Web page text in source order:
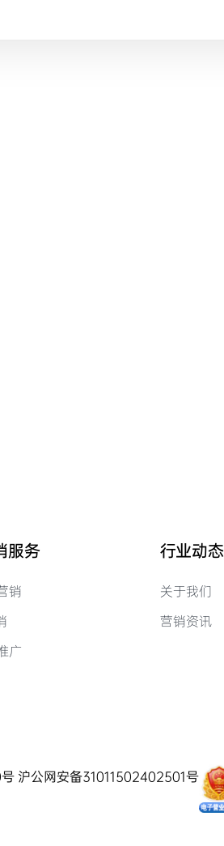
服务
销
广
行业动态
关于我们
营销资讯
沪公网安备31011502402501号